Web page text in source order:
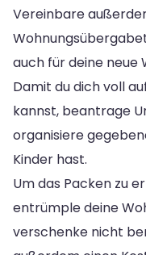
Vereinbare
auch für deine neue
Damit du dich voll
kannst, beantrage
organisiere
Kinder hast.
Um das Packen zu
entrümple deine
verschenke nicht